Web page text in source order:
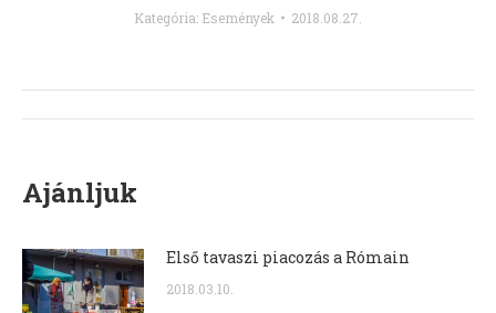
Kategória: Események 2018.08.27.
Post
Ajánljuk
Első tavaszi piacozás a Rómain
2018.03.10.